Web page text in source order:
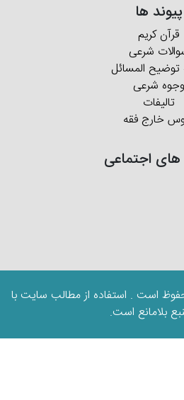
پیوند ها
قرآن کریم
شرعی
المسائل
شرعی
تالیفات
خارج فقه
اجتماعی
است . استفاده از مطالب سایت با
بلامانع است.